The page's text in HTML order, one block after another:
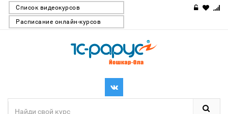
Список видеокурсов
Расписание онлайн-курсов